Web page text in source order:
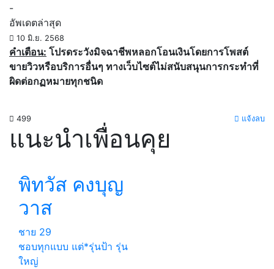
-
อัพเดตล่าสุด
10 มิ.ย. 2568
คำเตือน: โปรดระวังมิจฉาชีพหลอกโอนเงินโดยการโพสต์
ขายวิวหรือบริการอื่นๆ ทางเว็บไซต์ไม่สนับสนุนการกระทำที่
ผิดต่อกฏหมายทุกชนิด
499 แจ้งลบ
แนะนำเพื่อนคุย
พิทวัส คงบุญ
วาส
ชาย 29
ชอบทุกแบบ แต่*รุ่นป้า รุ่น
ใหญ่